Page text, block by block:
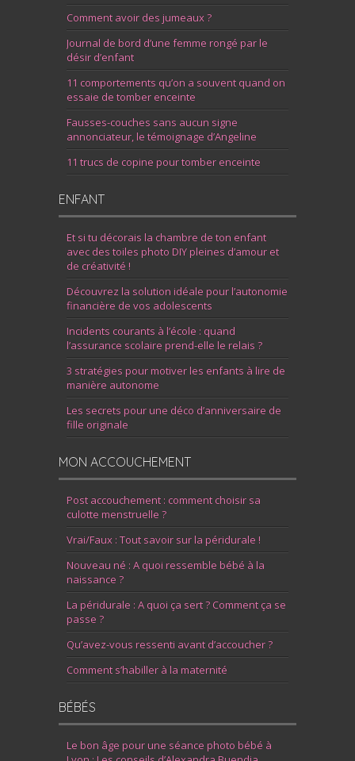
Comment avoir des jumeaux ?
Journal de bord d’une femme rongé par le
désir d’enfant
11 comportements qu’on a souvent quand on
essaie de tomber enceinte
Fausses-couches sans aucun signe
annonciateur, le témoignage d’Angeline
11 trucs de copine pour tomber enceinte
ENFANT
Et si tu décorais la chambre de ton enfant
avec des toiles photo DIY pleines d’amour et
de créativité !
Découvrez la solution idéale pour l’autonomie
financière de vos adolescents
Incidents courants à l’école : quand
l’assurance scolaire prend-elle le relais ?
3 stratégies pour motiver les enfants à lire de
manière autonome
Les secrets pour une déco d’anniversaire de
fille originale
MON ACCOUCHEMENT
Post accouchement : comment choisir sa
culotte menstruelle ?
Vrai/Faux : Tout savoir sur la péridurale !
Nouveau né : A quoi ressemble bébé à la
naissance ?
La péridurale : A quoi ça sert ? Comment ça se
passe ?
Qu’avez-vous ressenti avant d’accoucher ?
Comment s’habiller à la maternité
BÉBÉS
Le bon âge pour une séance photo bébé à